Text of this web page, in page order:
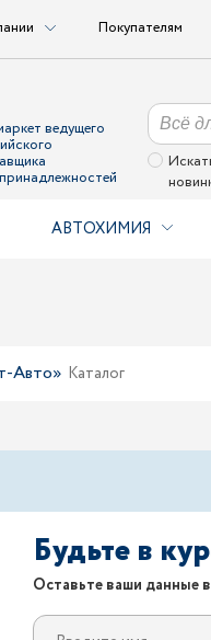
Покупателям
ведущего
АВТОХИМИЯ
Авто» Каталог
Будьте в
Оставьте ваши данные